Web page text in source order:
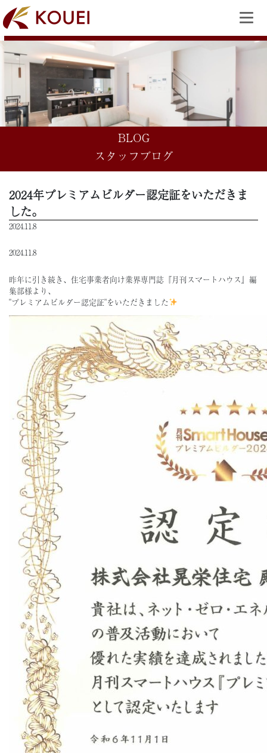
BLOG
スタッフブログ
2024年プレミアムビルダー認定証をいただきま
した。
2024.11.8
2024.11.8
昨年に引き続き、住宅事業者向け業界専門誌『月刊スマートハウス』編
集部様より、
"プレミアムビルダー認定証"をいただきました